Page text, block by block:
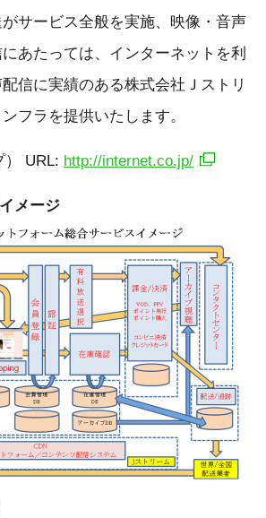
サービス全般を実施、映像・音声
あたっては、インターネットを利
信に実績のある株式会社Ｊストリ
フラを提供いたします。
） URL: http://internet.co.jp/
メージ